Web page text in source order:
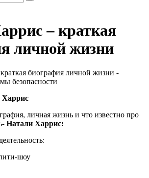
– краткая
личной жизни
Харрис
личная жизнь и что известно про
Натали Харрис:
шоу